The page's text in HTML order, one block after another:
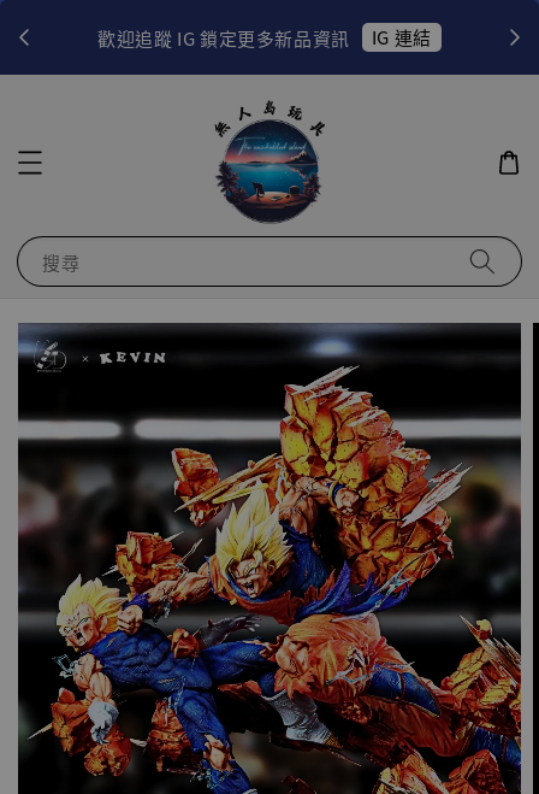
歡迎追蹤 IG 鎖定更多新品資訊 IG 連結
搜尋